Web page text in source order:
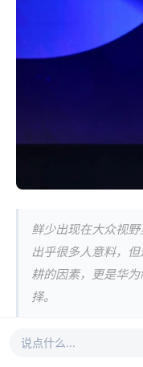
鲜少出现在大众视野
出乎很多人意料，
耕的因素，更是华
择。
说点什么...